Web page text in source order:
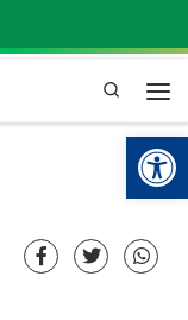
Pesquisa